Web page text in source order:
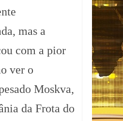
mas a
com a pior
ver o
Moskva,
da Frota do